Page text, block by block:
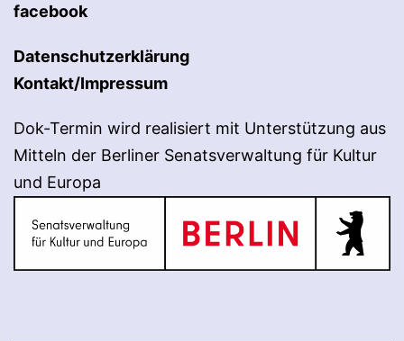
facebook
Datenschutzerklärung
Kontakt/Impressum
Dok-Termin wird realisiert mit Unterstützung aus
Mitteln der Berliner Senatsverwaltung für Kultur
und Europa